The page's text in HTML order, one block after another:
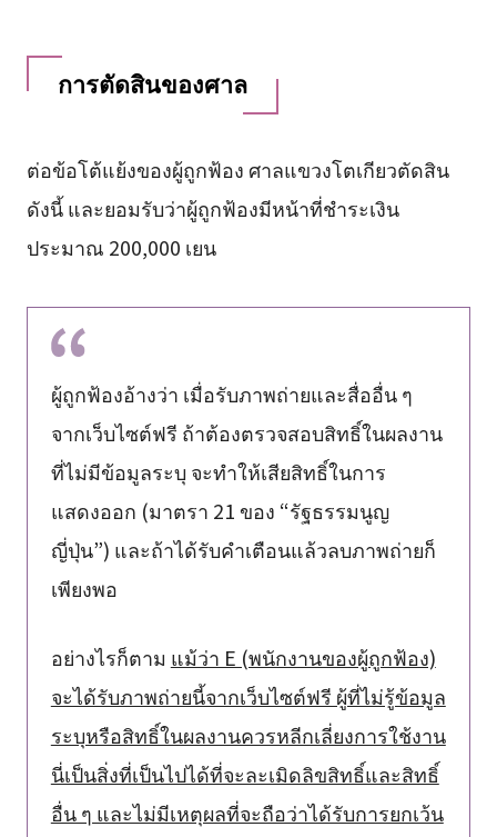
การตัดสินของศาล
ต่อข้อโต้แย้งของผู้ถูกฟ้อง ศาลแขวงโตเกียวตัดสิน
ดังนี้ และยอมรับว่าผู้ถูกฟ้องมีหน้าที่ชำระเงิน
ประมาณ 200,000 เยน
ผู้ถูกฟ้องอ้างว่า เมื่อรับภาพถ่ายและสื่ออื่น ๆ
จากเว็บไซต์ฟรี ถ้าต้องตรวจสอบสิทธิ์ในผลงาน
ที่ไม่มีข้อมูลระบุ จะทำให้เสียสิทธิ์ในการ
แสดงออก (มาตรา 21 ของ “รัฐธรรมนูญ
ญี่ปุ่น”) และถ้าได้รับคำเตือนแล้วลบภาพถ่ายก็
เพียงพอ
อย่างไรก็ตาม แม้ว่า E (พนักงานของผู้ถูกฟ้อง)
จะได้รับภาพถ่ายนี้จากเว็บไซต์ฟรี ผู้ที่ไม่รู้ข้อมูล
ระบุหรือสิทธิ์ในผลงานควรหลีกเลี่ยงการใช้งาน
นี่เป็นสิ่งที่เป็นไปได้ที่จะละเมิดลิขสิทธิ์และสิทธิ์
อื่น ๆ และไม่มีเหตุผลที่จะถือว่าได้รับการยกเว้น